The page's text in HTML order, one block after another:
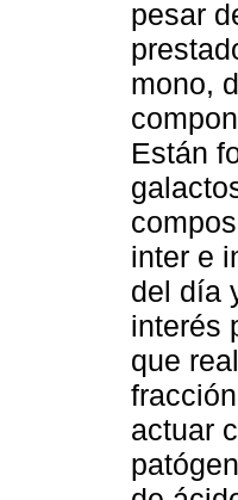
pesar
mono,
Están
inter e
del día
interés
que
actuar